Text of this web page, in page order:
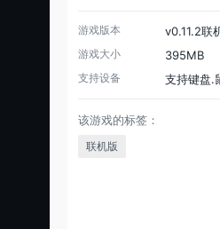
游戏版本 v0.11.2联
游戏大小 395MB
支持设备 支持键盘.
该游戏的标签：
联机版